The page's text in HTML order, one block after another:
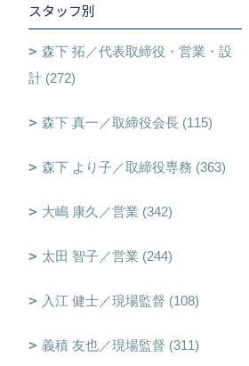
スタッフ別
森下 拓／代表取締役・営業・設
計 (272)
森下 真一／取締役会長 (115)
森下 より子／取締役専務 (363)
大嶋 康久／営業 (342)
太田 智子／営業 (244)
入江 健士／現場監督 (108)
義積 友也／現場監督 (311)